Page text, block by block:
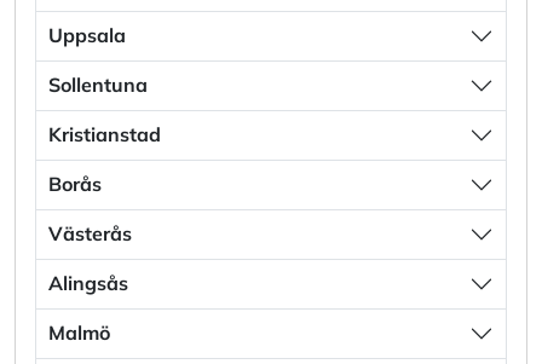
Uppsala
Sollentuna
Kristianstad
Borås
Västerås
Alingsås
Malmö